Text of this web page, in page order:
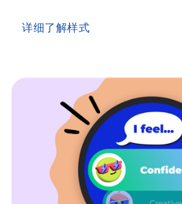
详细了解样式